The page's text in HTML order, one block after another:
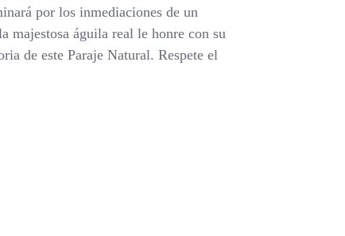
por los inmediaciones de un
majestosa águila real le honre con su
de este Paraje Natural. Respete el